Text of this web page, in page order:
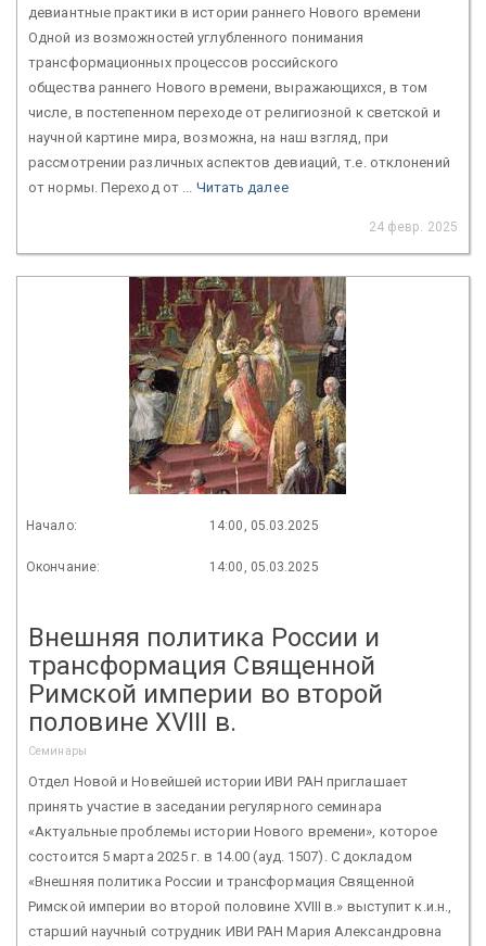
девиантные практики в истории раннего Нового времени
Одной из возможностей углубленного понимания
трансформационных процессов российского
общества раннего Нового времени, выражающихся, в том
числе, в постепенном переходе от религиозной к светской и
научной картине мира, возможна, на наш взгляд, при
рассмотрении различных аспектов девиаций, т.е. отклонений
от нормы. Переход от ... Читать далее
24 февр. 2025
Начало: 14:00, 05.03.2025
Окончание: 14:00, 05.03.2025
Внешняя политика России и
трансформация Священной
Римской империи во второй
половине XVIII в.
Семинары
Отдел Новой и Новейшей истории ИВИ РАН приглашает
принять участие в заседании регулярного семинара
«Актуальные проблемы истории Нового времени», которое
состоится 5 марта 2025 г. в 14.00 (ауд. 1507). С докладом
«Внешняя политика России и трансформация Священной
Римской империи во второй половине XVIII в.» выступит к.и.н.,
старший научный сотрудник ИВИ РАН Мария Александровна